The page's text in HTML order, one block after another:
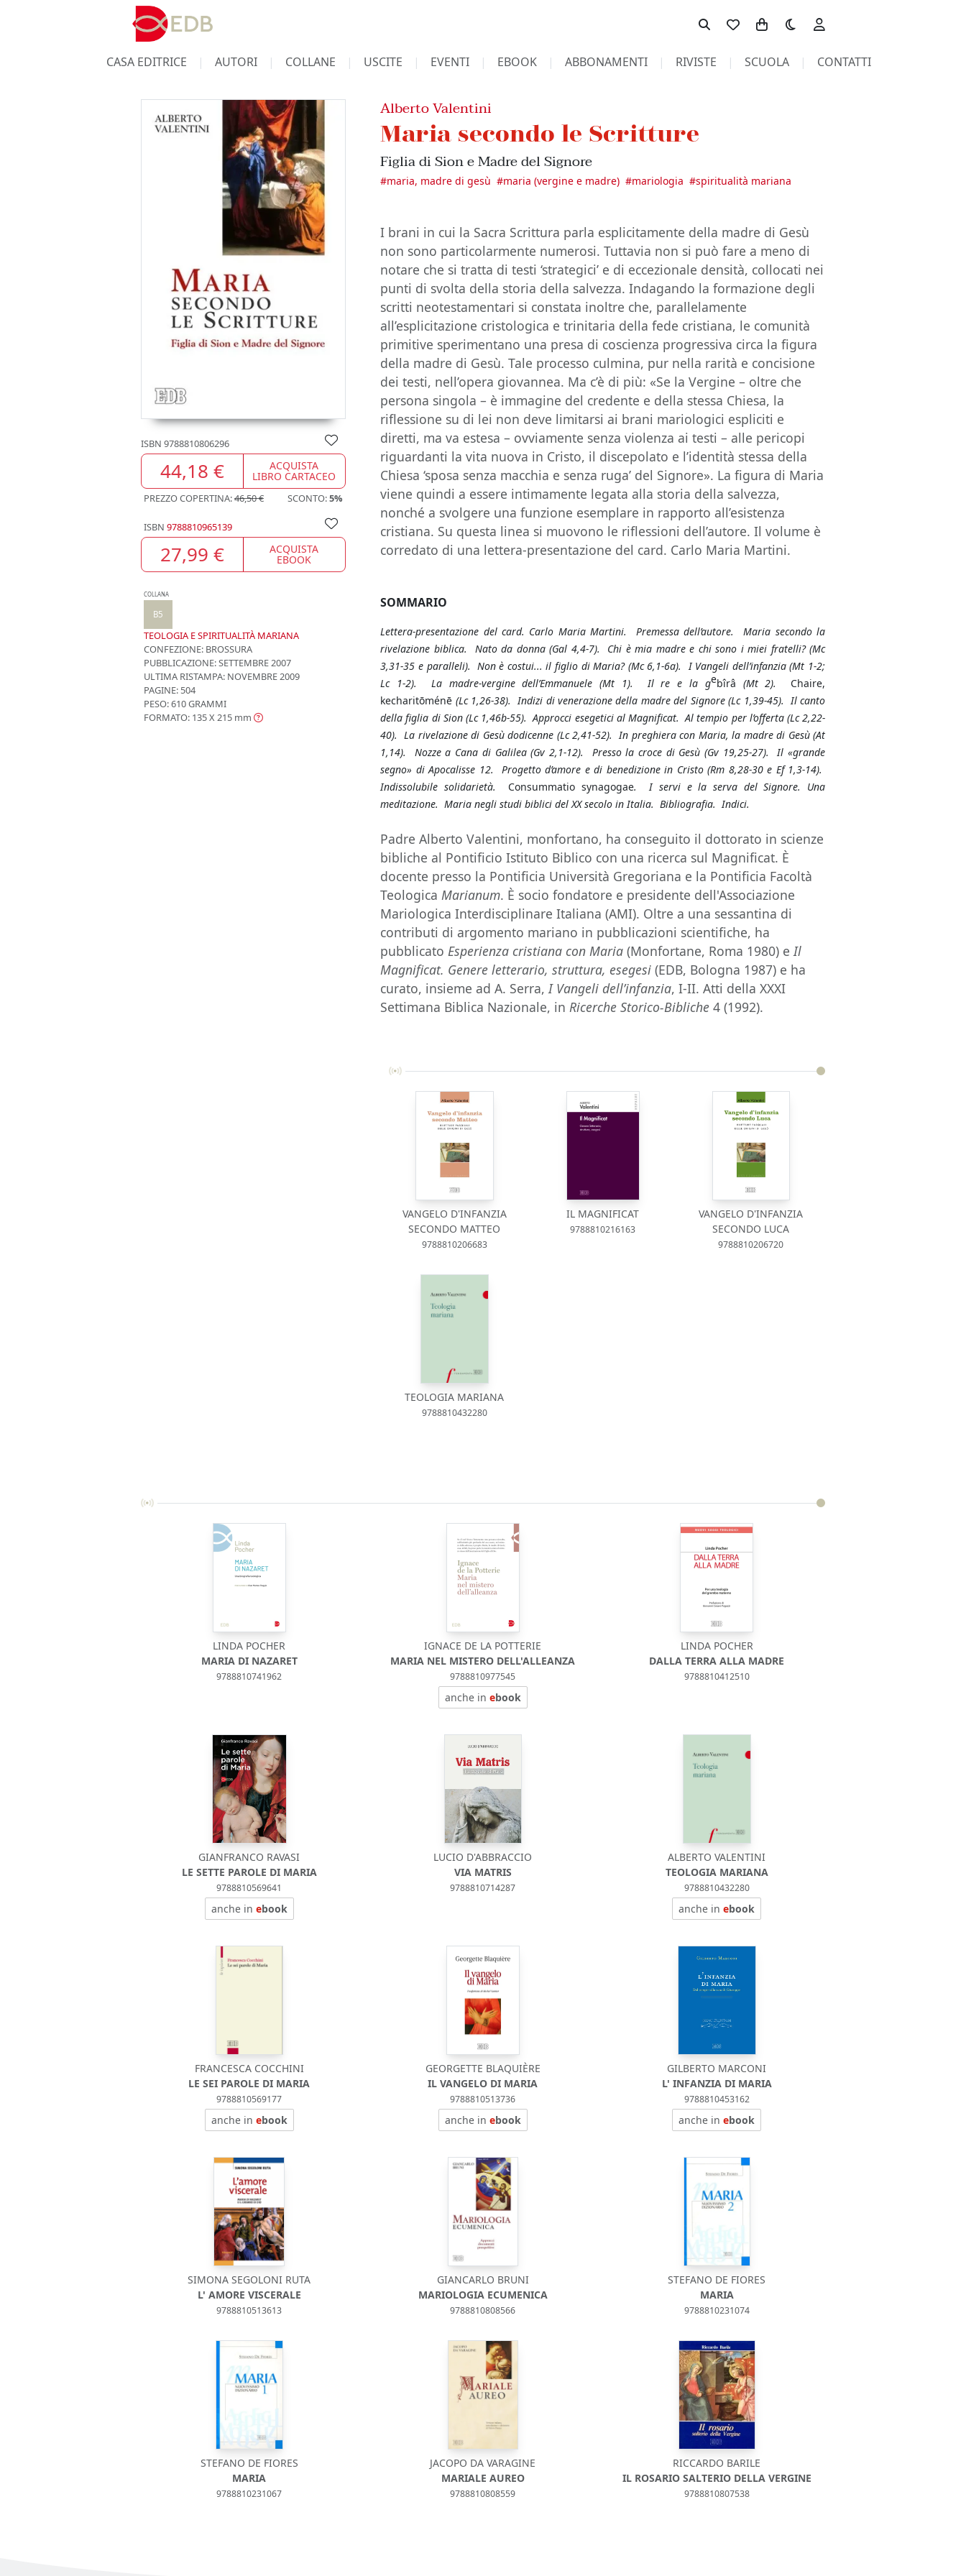
Toggle theme
CASA EDITRICE AUTORI COLLANE USCITE EVENTI EBOOK ABBONAMENTI RIVISTE SCUOLA CONTATTI
ISBN 9788810806296
44,18 € ACQUISTA
LIBRO CARTACEO
PREZZO COPERTINA:46,50 € SCONTO:5%
ISBN 9788810965139
27,99 € ACQUISTA
EBOOK
COLLANA
B5
TEOLOGIA E SPIRITUALITÀ MARIANA
CONFEZIONE: BROSSURA
PUBBLICAZIONE:SETTEMBRE 2007
ULTIMA RISTAMPA: NOVEMBRE 2009
PAGINE: 504
PESO: 610 GRAMMI
FORMATO: 135 X 215 mm
Alberto Valentini
Maria secondo le Scritture
Figlia di Sion e Madre del Signore
#maria, madre di gesù #maria (vergine e madre) #mariologia #spiritualità mariana
I brani in cui la Sacra Scrittura parla esplicitamente della madre di Gesù
non sono particolarmente numerosi. Tuttavia non si può fare a meno di
notare che si tratta di testi ‘strategici’ e di eccezionale densità, collocati nei
punti di svolta della storia della salvezza. Indagando la formazione degli
scritti neotestamentari si constata inoltre che, parallelamente
all’esplicitazione cristologica e trinitaria della fede cristiana, le comunità
primitive sperimentano una presa di coscienza progressiva circa la figura
della madre di Gesù. Tale processo culmina, pur nella rarità e concisione
dei testi, nell’opera giovannea. Ma c’è di più: «Se la Vergine – oltre che
persona singola – è immagine del credente e della stessa Chiesa, la
riflessione su di lei non deve limitarsi ai brani mariologici espliciti e
diretti, ma va estesa – ovviamente senza violenza ai testi – alle pericopi
riguardanti la vita nuova in Cristo, il discepolato e l’identità stessa della
Chiesa ‘sposa senza macchia e senza ruga’ del Signore». La figura di Maria
viene quindi a essere intimamente legata alla storia della salvezza,
nonché a svolgere una funzione esemplare in rapporto all’esistenza
cristiana. Su questa linea si muovono le riflessioni dell’autore. Il volume è
corredato di una lettera-presentazione del card. Carlo Maria Martini.
SOMMARIO
Lettera-presentazione del card. Carlo Maria Martini. Premessa dell’autore. Maria secondo la
rivelazione biblica. Nato da donna (Gal 4,4-7). Chi è mia madre e chi sono i miei fratelli? (Mc
3,31-35 e paralleli). Non è costui... il figlio di Maria? (Mc 6,1-6a). I Vangeli dell’infanzia (Mt 1-2;
Lc 1-2). La madre-vergine dell’Emmanuele (Mt 1). Il re e la gebîrâ (Mt 2). Chaire,
kecharitōménē (Lc 1,26-38). Indizi di venerazione della madre del Signore (Lc 1,39-45). Il canto
della figlia di Sion (Lc 1,46b-55). Approcci esegetici al Magnificat. Al tempio per l’offerta (Lc 2,22-
40). La rivelazione di Gesù dodicenne (Lc 2,41-52). In preghiera con Maria, la madre di Gesù (At
1,14). Nozze a Cana di Galilea (Gv 2,1-12). Presso la croce di Gesù (Gv 19,25-27). Il «grande
segno» di Apocalisse 12. Progetto d’amore e di benedizione in Cristo (Rm 8,28-30 e Ef 1,3-14).
Indissolubile solidarietà. Consummatio synagogae. I servi e la serva del Signore. Una
meditazione. Maria negli studi biblici del XX secolo in Italia. Bibliografia. Indici.
Padre Alberto Valentini, monfortano, ha conseguito il dottorato in scienze
bibliche al Pontificio Istituto Biblico con una ricerca sul Magnificat. È
docente presso la Pontificia Università Gregoriana e la Pontificia Facoltà
TeologicaMarianum. È socio fondatore e presidente dell'Associazione
Mariologica Interdisciplinare Italiana (AMI). Oltre a una sessantina di
contributi di argomento mariano in pubblicazioni scientifiche, ha
pubblicatoEsperienza cristiana con Maria (Monfortane, Roma 1980) eIl
Magnificat. Genere letterario, struttura, esegesi (EDB, Bologna 1987) e ha
curato, insieme ad A. Serra,I Vangeli dell’infanzia, I-II. Atti della XXXI
Settimana Biblica Nazionale, in Ricerche Storico-Bibliche 4 (1992).
VANGELO D'INFANZIA
SECONDO MATTEO
9788810206683
IL MAGNIFICAT
9788810216163
VANGELO D'INFANZIA
SECONDO LUCA
9788810206720
TEOLOGIA MARIANA
9788810432280
LINDA POCHER
MARIA DI NAZARET
9788810741962
IGNACE DE LA POTTERIE
MARIA NEL MISTERO DELL'ALLEANZA
9788810977545
anche in ebook
LINDA POCHER
DALLA TERRA ALLA MADRE
9788810412510
GIANFRANCO RAVASI
LE SETTE PAROLE DI MARIA
9788810569641
anche in ebook
LUCIO D'ABBRACCIO
VIA MATRIS
9788810714287
ALBERTO VALENTINI
TEOLOGIA MARIANA
9788810432280
anche inebook
FRANCESCA COCCHINI
LE SEI PAROLE DI MARIA
9788810569177
anche in ebook
GEORGETTE BLAQUIÈRE
IL VANGELO DI MARIA
9788810513736
anche in ebook
GILBERTO MARCONI
L' INFANZIA DI MARIA
9788810453162
anche inebook
SIMONA SEGOLONI RUTA
L' AMORE VISCERALE
9788810513613
GIANCARLO BRUNI
MARIOLOGIA ECUMENICA
9788810808566
STEFANO DE FIORES
MARIA
9788810231074
STEFANO DE FIORES
MARIA
9788810231067
JACOPO DA VARAGINE
MARIALE AUREO
9788810808559
RICCARDO BARILE
IL ROSARIO SALTERIO DELLA VERGINE
9788810807538